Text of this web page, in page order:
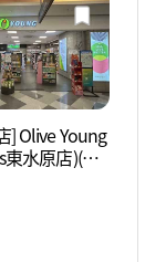
] Olive Young
水原店)(올